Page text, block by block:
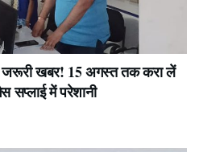
खबर! 15 अगस्त तक करा लें
सप्लाई में परेशानी